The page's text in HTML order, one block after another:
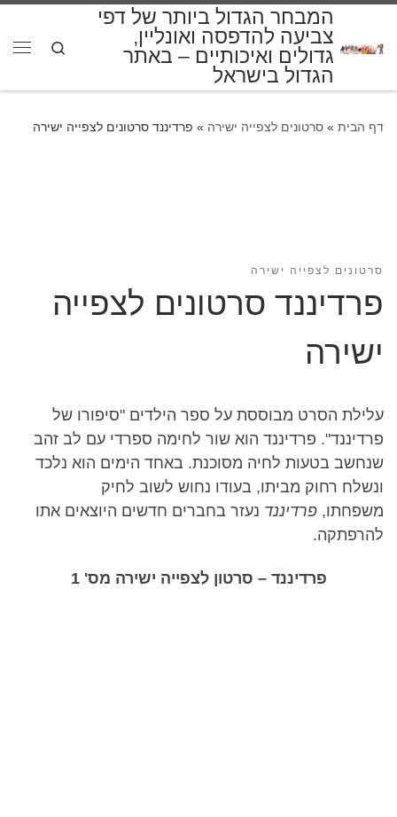
המבחר הגדול ביותר של דפי
צביעה להדפסה ואונליין,
גדולים ואיכותיים – באתר
הגדול בישראל
Search
דף הבית » סרטונים לצפייה ישירה » פרדיננד סרטונים לצפייה ישירה
סרטונים לצפייה ישירה
פרדיננד סרטונים לצפייה
ישירה
עלילת הסרט מבוססת על ספר הילדים "סיפורו של
פרדיננד". פרדיננד הוא שור לחימה ספרדי עם לב זהב
שנחשב בטעות לחיה מסוכנת. באחד הימים הוא נלכד
ונשלח רחוק מביתו, בעודו נחוש לשוב לחיק
משפחתו, פרדיננד נעזר בחברים חדשים היוצאים אתו
להרפתקה.
פרדיננד – סרטון לצפייה ישירה מס' 1